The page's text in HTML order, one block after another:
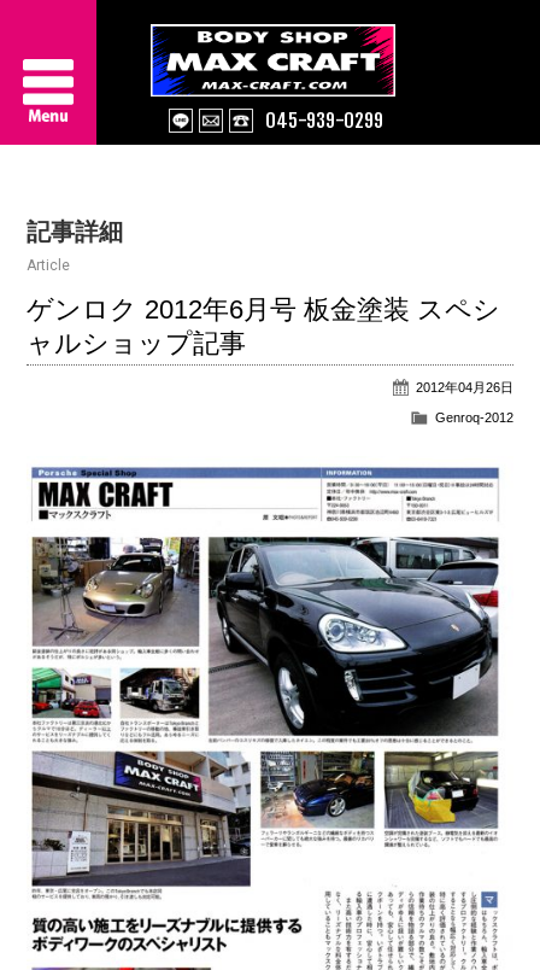
045-939-0299
About Us
Works
Information
記事詳細
Article
ゲンロク 2012年6月号 板金塗装 スペシ
ャルショップ記事
2012年04月26日
Genroq-2012